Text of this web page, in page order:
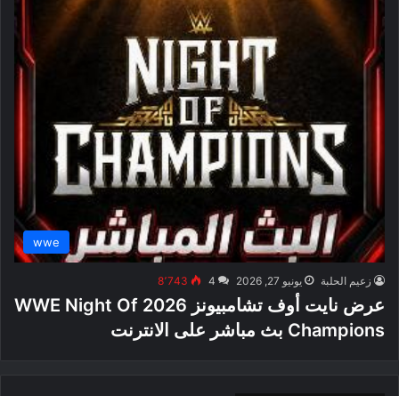
wwe
زعيم الحلبة يونيو 27, 2026 4 8٬743
عرض نايت أوف تشامبيونز 2026 WWE Night Of
Champions بث مباشر على الانترنت